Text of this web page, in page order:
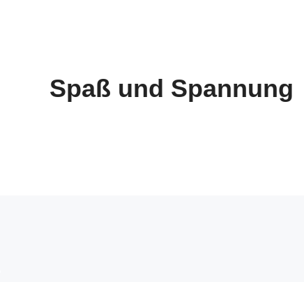
Spaß und Spannung